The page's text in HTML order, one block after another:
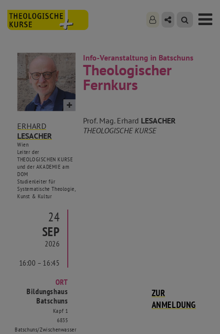
ERHARD
LESACHER
Wien
Leiter der
THEOLOGISCHEN KURSE
und der AKADEMIE am
DOM
Studienleiter für
Systematische Theologie,
Kunst & Kultur
Info-Veranstaltung in Batschuns
Theologischer
Fernkurs
Prof. Mag. Erhard LESACHER
THEOLOGISCHE KURSE
24
SEP
2026
16:00 – 16:45
ORT
Bildungshaus
Batschuns
Kapf 1
6835
Batschuns/Zwischenwasser
ZUR
ANMELDUNG